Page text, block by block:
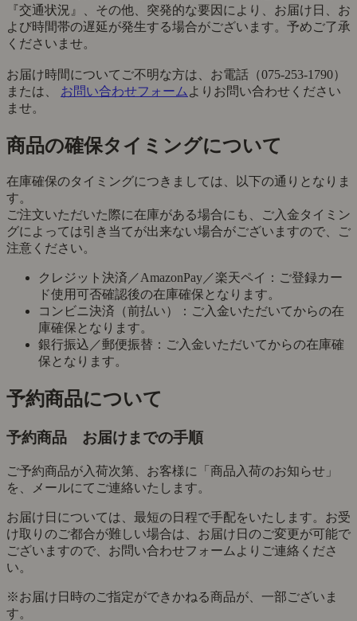
『交通状況』、その他、突発的な要因により、お届け日、お
よび時間帯の遅延が発生する場合がございます。予めご了承
くださいませ。
お届け時間についてご不明な方は、お電話（075-253-1790）
または、 お問い合わせフォーム よりお問い合わせください
ませ。
商品の確保タイミングについて
在庫確保のタイミングにつきましては、以下の通りとなりま
す。
ご注文いただいた際に在庫がある場合にも、ご入金タイミン
グによっては引き当てが出来ない場合がございますので、ご
注意ください。
クレジット決済／AmazonPay／楽天ペイ：ご登録カー
ド使用可否確認後の在庫確保となります。
コンビニ決済（前払い）：ご入金いただいてからの在
庫確保となります。
銀行振込／郵便振替：ご入金いただいてからの在庫確
保となります。
予約商品について
予約商品 お届けまでの手順
ご予約商品が入荷次第、お客様に「商品入荷のお知らせ」
を、メールにてご連絡いたします。
お届け日については、最短の日程で手配をいたします。お受
け取りのご都合が難しい場合は、お届け日のご変更が可能で
ございますので、お問い合わせフォームよりご連絡くださ
い。
※お届け日時のご指定ができかねる商品が、一部ございま
す。